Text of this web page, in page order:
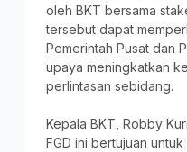
oleh BKT bersama
tersebut dapat
Pemerintah Pusat dan
upaya meningkatkan
perlintasan sebidang.
Kepala BKT, Robby
FGD ini bertujuan